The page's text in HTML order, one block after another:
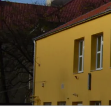
Tartalomhoz